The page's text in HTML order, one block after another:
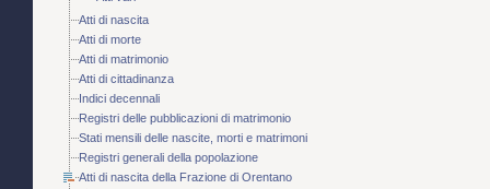
Atti di nascita
Atti di morte
Atti di matrimonio
Atti di cittadinanza
Indici decennali
Registri delle pubblicazioni di matrimonio
Stati mensili delle nascite, morti e matrimoni
Registri generali della popolazione
Atti di nascita della Frazione di Orentano